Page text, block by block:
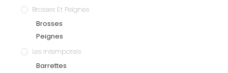
Brosses Et Peignes
Brosses
Peignes
Les Intemporels
Barrettes